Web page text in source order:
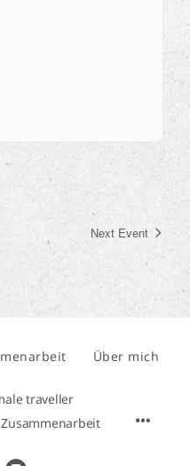
Next Event
Über mich
traveller
Zusammenarbeit